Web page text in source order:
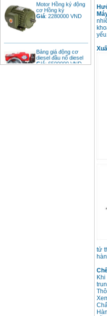
cơ Hồng ký
Giá:2280000
diesel đầu nổ diesel
Giá:6500000 VND
tử